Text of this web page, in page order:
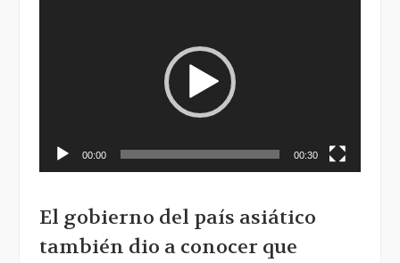
00:00 00:30
El gobierno del país asiático
también dio a conocer que